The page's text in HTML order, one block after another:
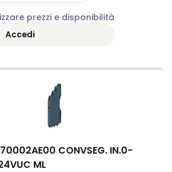
prezzi e disponibilità
Accedi
CONVSEG. IN.0-
ML